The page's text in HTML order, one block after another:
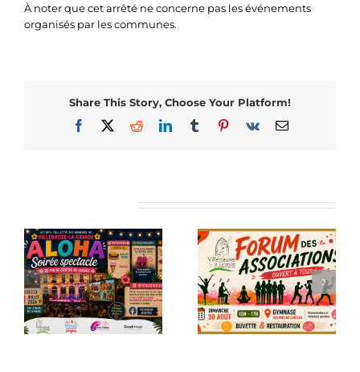
À noter que cet arrêté ne concerne pas les événements
organisés par les communes.
Share This Story, Choose Your Platform!
Facebook
X RedditLinkedInTumblrPinterest
Vk Email